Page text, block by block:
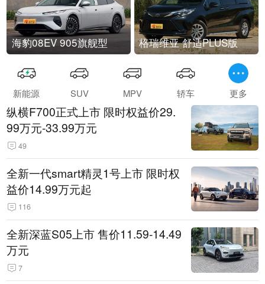
海豹08EV 905旗舰型 格瑞维亚 舒适PLUS版
新能源 SUV MPV 轿车 更多
纵横F700正式上市 限时权益价29.
99万元-33.99万元
49
全新一代smart精灵1号上市 限时权
益价14.99万元起
116
全新深蓝S05上市 售价11.59-14.49
万元
7